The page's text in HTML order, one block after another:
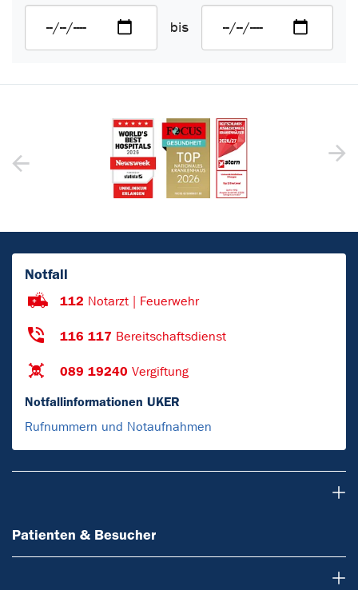
bis
Notfall
112 Notarzt | Feuerwehr
116 117 Bereitschaftsdienst
089 19240 Vergiftung
Notfallinformationen UKER
Rufnummern und Notaufnahmen
Patienten & Besucher